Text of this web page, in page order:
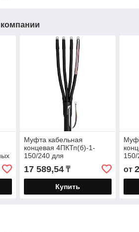
Муфта кабельная
концевая 4ПКТп(б)-1-
150/240 для
бронированных кабелей с
пластмассовой и ЭПР
изоляцией до 1кВ
17 589,54₸
Купить
от